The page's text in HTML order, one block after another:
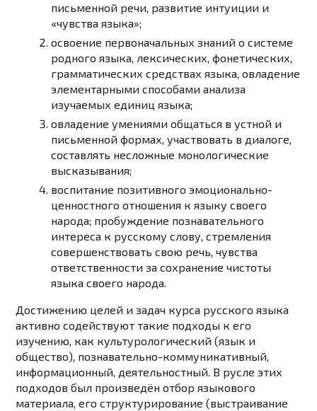
письменной речи, развитие интуиции и
«чувства языка»;
освоение первоначальных знаний о системе
родного языка, лексических, фонетических,
грамматических средствах языка, овладение
элементарными способами анализа
изучаемых единиц языка;
овладение умениями общаться в устной и
письменной формах, участвовать в диалоге,
составлять несложные монологические
высказывания;
воспитание позитивного эмоционально-
ценностного отношения к языку своего
народа; пробуждение познавательного
интереса к русскому слову, стремления
совершенствовать свою речь, чувства
ответственности за сохранение чистоты
языка своего народа.
Достижению целей и задач курса русского языка
активно содействуют такие подходы к его
изучению, как культурологический (язык и
общество), познавательно-коммуникативный,
информационный, деятельностный. В русле этих
подходов был произведён отбор языкового
материала, его структурирование (выстраивание